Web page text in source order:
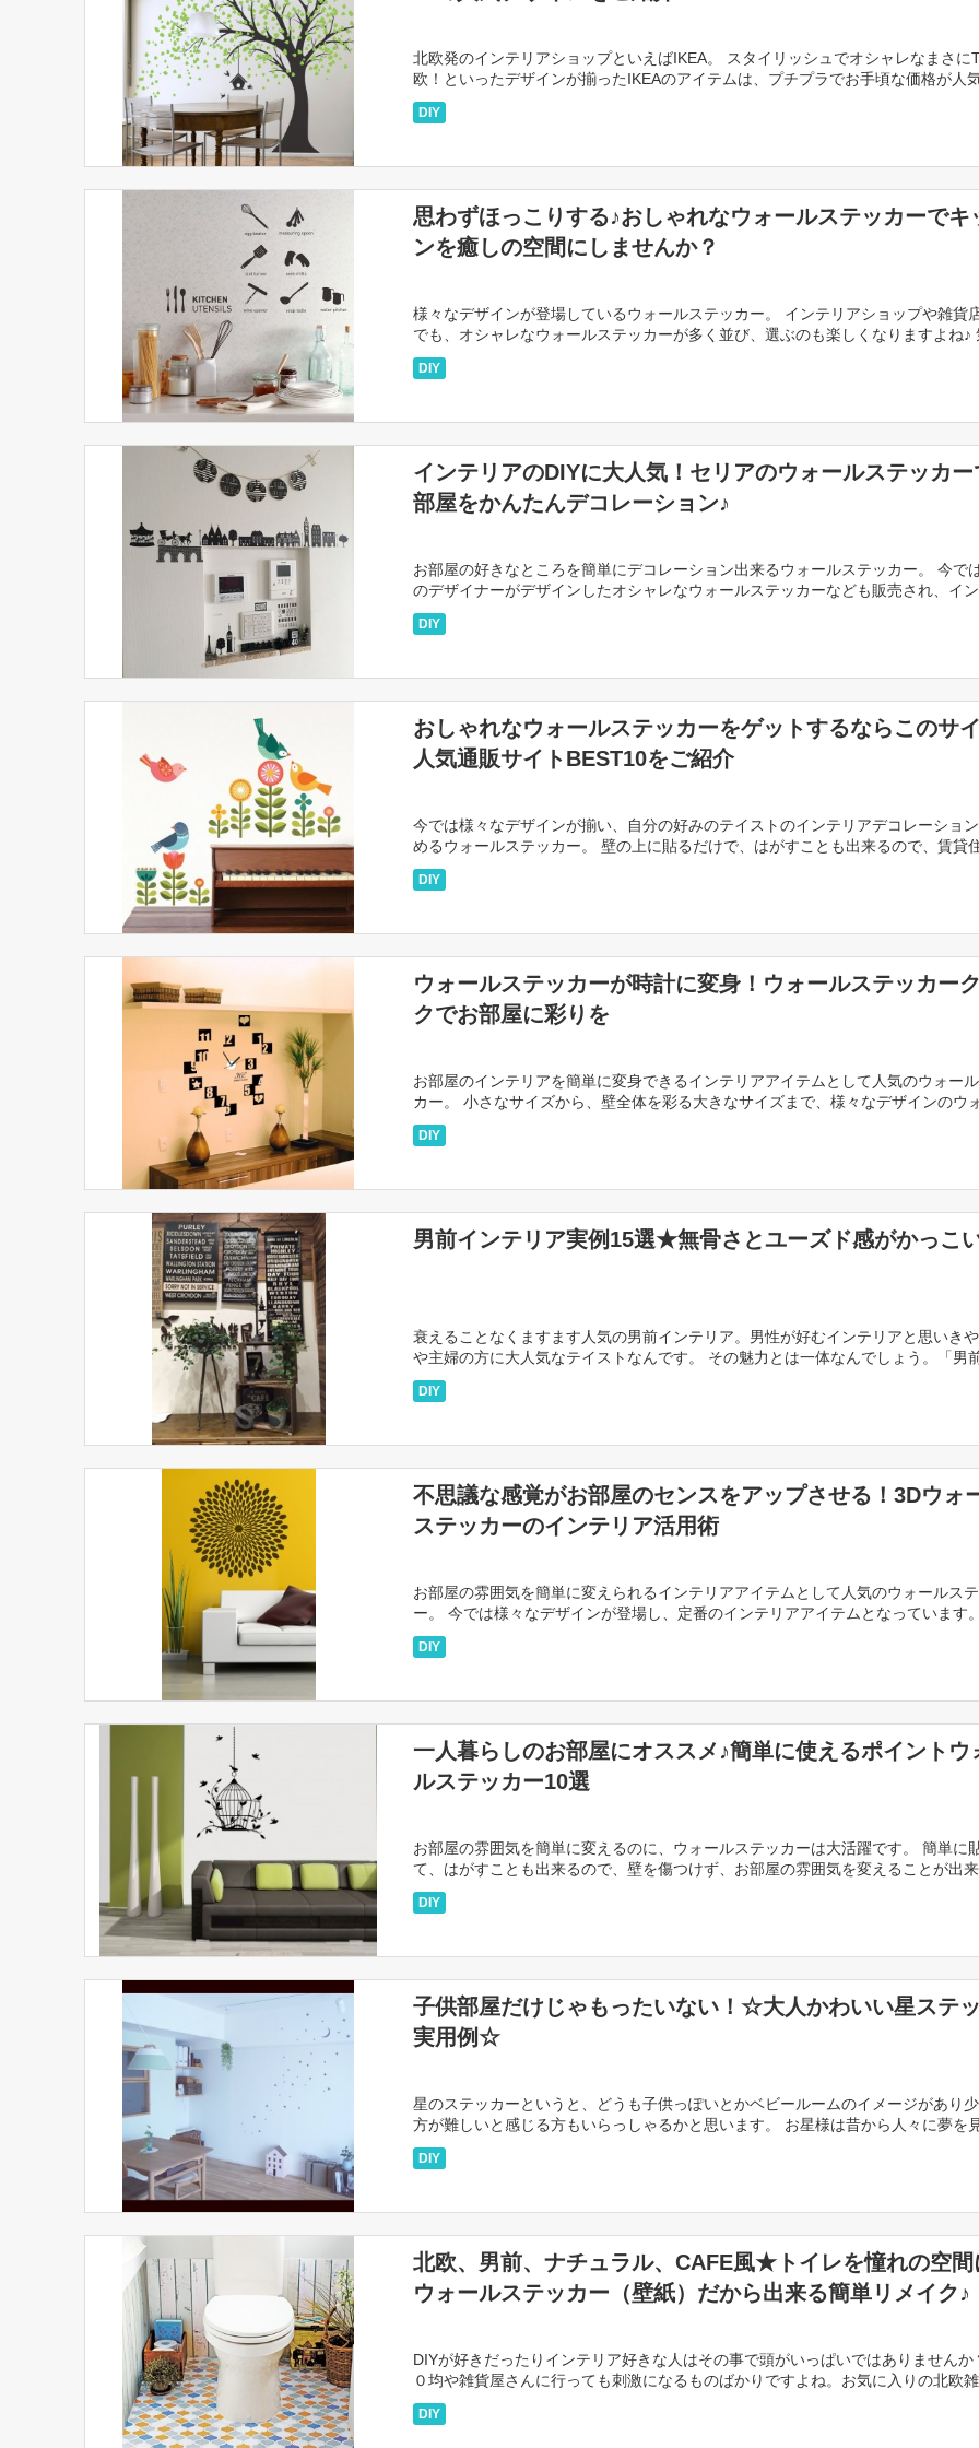
北欧発のインテリアショップといえばIKEA。 スタイリッシュでオシャレなまさに
欧！といったデザインが揃ったIKEAのアイテムは、プチプラでお手頃な価格が人
ています。 また、日本では見られないポップなカラ […]
DIY
思わずほっこりする♪おしゃれなウォールステッカーでキ
ンを癒しの空間にしませんか？
様々なデザインが登場しているウォールステッカー。 インテリアショップや雑貨
でも、オシャレなウォールステッカーが多く並び、選ぶのも楽しくなりますよね♪
よって貼ったり、貼り換えたり、ウォールステッカーでお部屋や […]
DIY
インテリアのDIYに大人気！セリアのウォールステッカー
部屋をかんたんデコレーション♪
お部屋の好きなところを簡単にデコレーション出来るウォールステッカー。 今で
のデザイナーがデザインしたオシャレなウォールステッカーなども販売され、イ
デコレーションには欠かせないアイテムとなっています。 100 […]
DIY
おしゃれなウォールステッカーをゲットするならこのサイ
人気通販サイトBEST10をご紹介
今では様々なデザインが揃い、自分の好みのテイストのインテリアデコレーショ
めるウォールステッカー。 壁の上に貼るだけで、はがすことも出来るので、賃貸
どでも取り入れることが出来ると、人気のインテリアアイテムとな […]
DIY
ウォールステッカーが時計に変身！ウォールステッカー
クでお部屋に彩りを
お部屋のインテリアを簡単に変身できるインテリアアイテムとして人気のウォー
カー。 小さなサイズから、壁全体を彩る大きなサイズまで、様々なデザインのウ
ステッカーが登場し、簡単にお部屋のDIYが誰でもしやすくなり […]
DIY
男前インテリア実例15選★無骨さとユーズド感がかっこ
衰えることなくますます人気の男前インテリア。男性が好むインテリアと思いき
や主婦の方に大人気なテイストなんです。 その魅力とは一体なんでしょう。「男
テリア」は黒と茶を基調としユーズド感のある家具や古いレンガの […]
DIY
不思議な感覚がお部屋のセンスをアップさせる！3Dウォ
ステッカーのインテリア活用術
お部屋の雰囲気を簡単に変えられるインテリアアイテムとして人気のウォールス
ー。 今では様々なデザインが登場し、定番のインテリアアイテムとなっています。
そんなウォールステッカーに「3Dウォールステッカー」というも […]
DIY
一人暮らしのお部屋にオススメ♪簡単に使えるポイントウ
ルステッカー10選
お部屋の雰囲気を簡単に変えるのに、ウォールステッカーは大活躍です。 簡単に
て、はがすことも出来るので、壁を傷つけず、お部屋の雰囲気を変えることが出来
けど、インテリアに凝りたいけど一人暮らしのお部屋だから大々的 […]
DIY
子供部屋だけじゃもったいない！☆大人かわいい星ステ
実用例☆
星のステッカーというと、どうも子供っぽいとかベビールームのイメージがあり
方が難しいと感じる方もいらっしゃるかと思います。 お星様は昔から人々に夢を
てくれるロマンチックな夜空のプレゼント。そんな素敵なお星さま […]
DIY
北欧、男前、ナチュラル、CAFE風★トイレを憧れの空間
ウォールステッカー（壁紙）だから出来る簡単リメイク♪
DIYが好きだったりインテリア好きな人はその事で頭がいっぱいではありませんか
０均や雑貨屋さんに行っても刺激になるものばかりですよね。お気に入りの北欧
の為にお部屋全体を北欧インテリアに模様替え！っていう強者 […]
DIY